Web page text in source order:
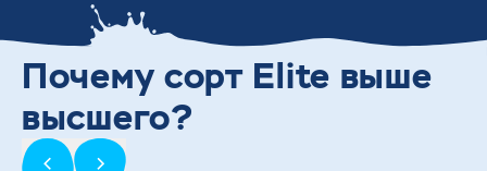
Почему сорт Elite выше
высшего?